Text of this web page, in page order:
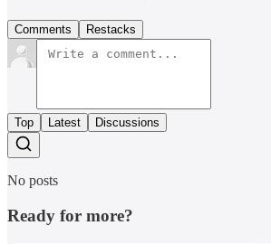
Comments Restacks
Top Latest Discussions
No posts
Ready for more?